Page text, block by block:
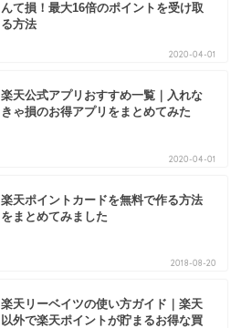
んて損！最大16倍のポイントを受け取
る方法
2020-04-01
楽天公式アプリおすすめ一覧｜入れな
きゃ損のお得アプリをまとめてみた
2020-04-01
楽天ポイントカードを無料で作る方法
をまとめてみました
2018-08-20
楽天リーベイツの使い方ガイド｜楽天
以外で楽天ポイントが貯まるお得な買